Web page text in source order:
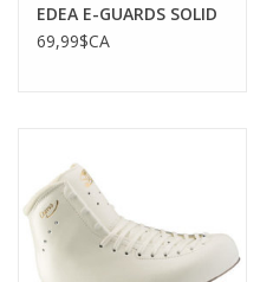
EDEA E-GUARDS SOLID
69,99$CA